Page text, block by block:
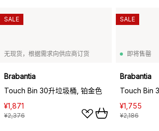
无现货，根据需求向供应商订货
Brabantia
Touch Bin 30升垃圾桶, 铂金色
¥1,871
¥2,376
SALE
即将售罄
Brabantia
Touch Bin
¥1,755
¥2,186
SALE